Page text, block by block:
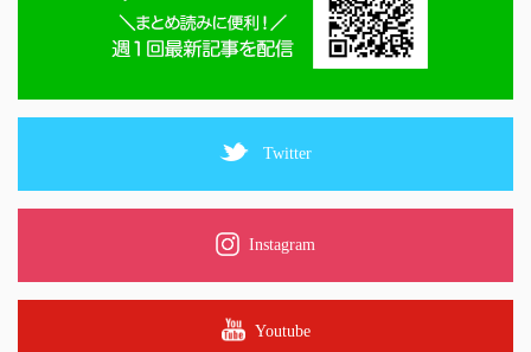
Twitter
Instagram
Youtube